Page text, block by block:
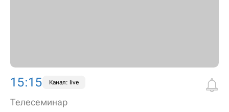
15:15 Канал: live
Телесеминар